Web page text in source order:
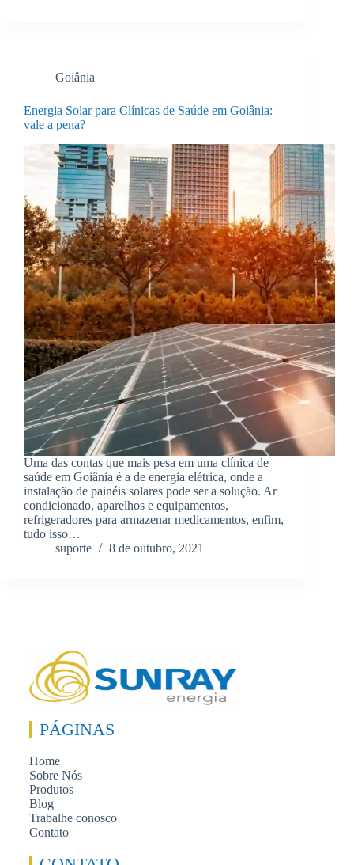
Goiânia
Energia Solar para Clínicas de Saúde em Goiânia:
vale a pena?
Uma das contas que mais pesa em uma clínica de
saúde em Goiânia é a de energia elétrica, onde a
instalação de painéis solares pode ser a solução. Ar
condicionado, aparelhos e equipamentos,
refrigeradores para armazenar medicamentos, enfim,
tudo isso…
suporte
8 de outubro, 2021
PÁGINAS
Home
Sobre Nós
Produtos
Blog
Trabalhe conosco
Contato